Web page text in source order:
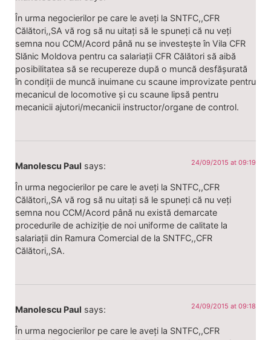
În urma negocierilor pe care le aveți la SNTFC,,CFR
Călători,,SA vă rog să nu uitați să le spuneți că nu veți
semna nou CCM/Acord până nu se investește în Vila CFR
Slănic Moldova pentru ca salariații CFR Călători să aibă
posibilitatea să se recupereze după o muncă desfășurată
în condiții de muncă inuimane cu scaune improvizate pentru
mecanicul de locomotive și cu scaune lipsă pentru
mecanicii ajutori/mecanicii instructor/organe de control.
Manolescu Paul says: 24/09/2015 at 09:19
În urma negocierilor pe care le aveți la SNTFC,,CFR
Călători,,SA vă rog să nu uitați să le spuneți că nu veți
semna nou CCM/Acord până nu există demarcate
procedurile de achiziție de noi uniforme de calitate la
salariații din Ramura Comercial de la SNTFC,,CFR
Călători,,SA.
Manolescu Paul says: 24/09/2015 at 09:18
În urma negocierilor pe care le aveți la SNTFC,,CFR